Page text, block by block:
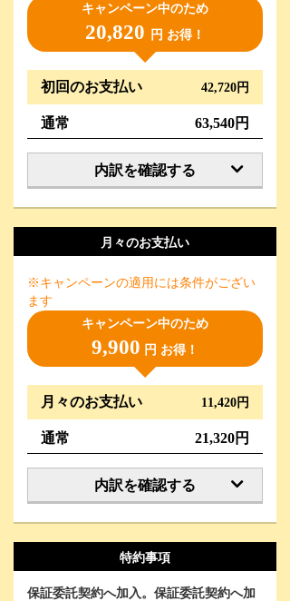
キャンペーン中のため
20,820 円 お得！
初回のお支払い 42,720円
通常 63,540円
内訳を確認する
月々のお支払い
※キャンペーンの適用には条件がござい
ます
キャンペーン中のため
9,900 円 お得！
月々のお支払い 11,420円
通常 21,320円
内訳を確認する
特約事項
保証委託契約へ加入。保証委託契約へ加